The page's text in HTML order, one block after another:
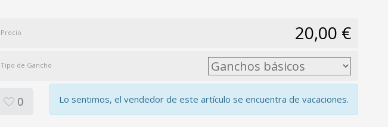
Precio 20,00 €
Tipo de Gancho
0 Lo sentimos, el vendedor de este artículo se encuentra de vacaciones.